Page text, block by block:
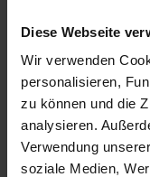
Diese Webseite
Wir verwenden
personalisieren,
zu können und die
analysieren.
Verwendung
soziale Medien,
gemäß
wechseln
Hier finden